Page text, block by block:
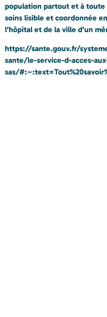
population partout et à toute
soins lisible et coordonnée
l’hôpital et de la ville d’un
https://sante.gouv.fr/
sante/le-service-d-acces-
sas/